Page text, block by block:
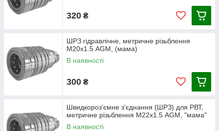
захист гідросистеми від забруднень;
можливість оперативної заміни навісного
тривалий термін служби за правильної експлуатації;
сумісність із багатьма міжнародними стандартами.
320 ₴
ШРЗ гідравлічне, метричне різьблення
М20х1.5 AGM, (мама)
В наявності
300 ₴
Швидкороз'ємне з'єднання (ШРЗ) для РВТ,
метричне різьблення М22х1.5 AGM, "мама"
В наявності